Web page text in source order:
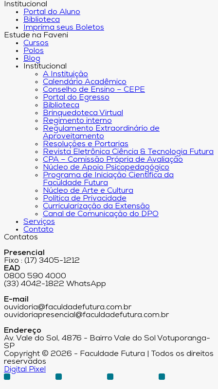
Institucional
Portal do Aluno
Biblioteca
Imprima seus Boletos
Estude na Faveni
Cursos
Polos
Blog
Institucional
A Instituição
Calendário Acadêmico
Conselho de Ensino – CEPE
Portal do Egresso
Biblioteca
Brinquedoteca Virtual
Regimento interno
Regulamento Extraordinário de
Aproveitamento
Resoluções e Portarias
Revista Eletrônica Ciência & Tecnologia Futura
CPA – Comissão Própria de Avaliação
Núcleo de Apoio Psicopedagógico
Programa de Iniciação Científica da
Faculdade Futura
Núcleo de Arte e Cultura
Política de Privacidade
Curricularização da Extensão
Canal de Comunicação do DPO
Serviços
Contato
Contatos
Presencial
Fixo : (17) 3405-1212
EAD
0800 590 4000
(33) 4042-1822 WhatsApp
E-mail
ouvidoria@faculdadefutura.com.br
ouvidoriapresencial@faculdadefutura.com.br
Endereço
Av. Vale do Sol, 4876 - Bairro Vale do Sol Votuporanga-
SP
Copyright © 2026 - Faculdade Futura | Todos os direitos
reservados
Digital Pixel